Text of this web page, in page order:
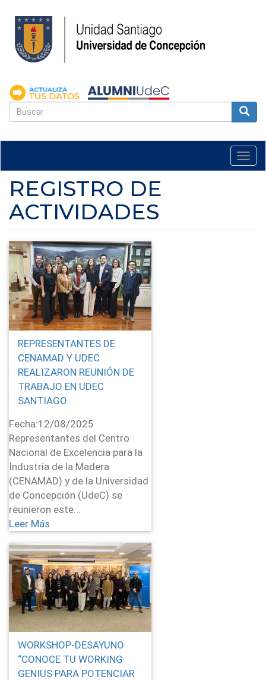
contenido
principal
FORMULARIO
REGISTRO DE
ACTIVIDADES
REPRESENTANTES DE
CENAMAD Y UDEC
REALIZARON REUNIÓN DE
TRABAJO EN UDEC
SANTIAGO
Fecha:12/08/2025
Representantes del Centro
Nacional de Excelencia para la
Industria de la Madera
(CENAMAD) y de la Universidad
de Concepción (UdeC) se
reunieron este...
Leer Más
WORKSHOP-DESAYUNO
“CONOCE TU WORKING
GENIUS PARA POTENCIAR